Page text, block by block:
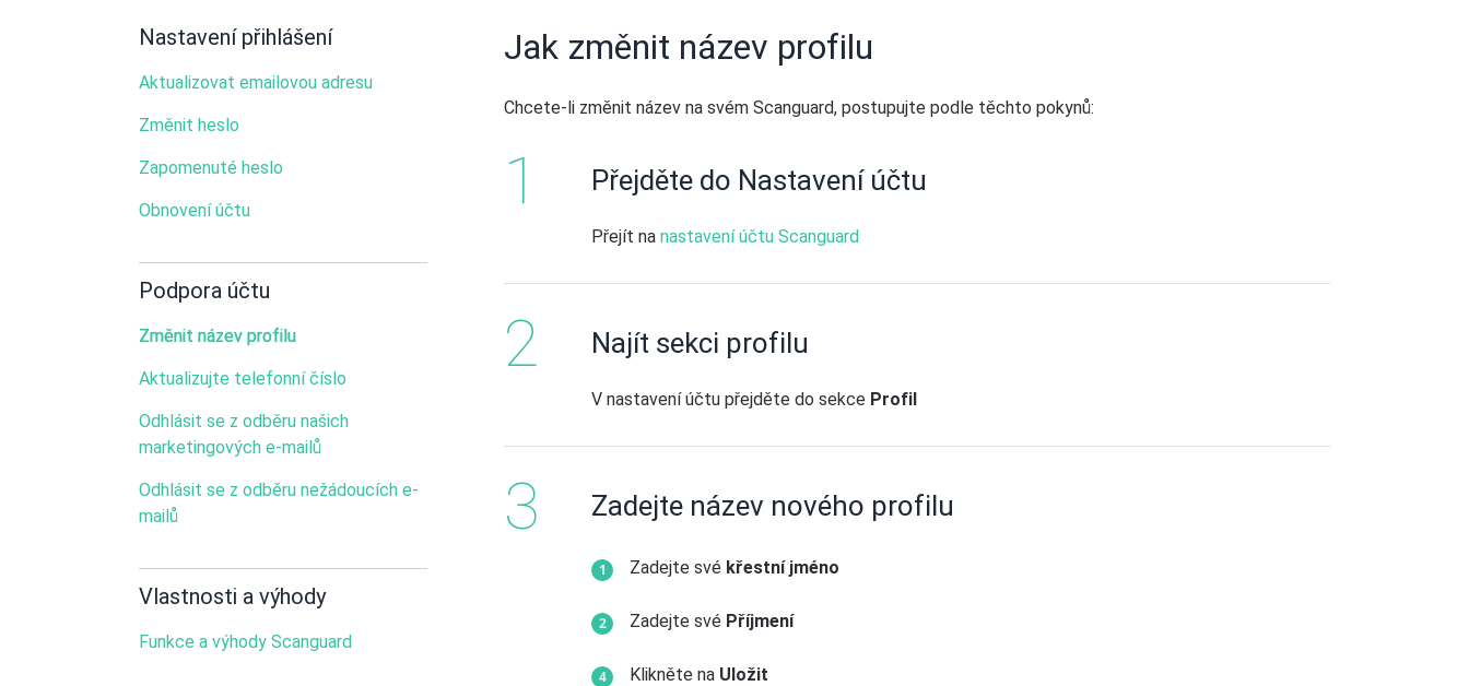
Nastavení přihlášení
Aktualizovat emailovou adresu
Změnit heslo
Zapomenuté heslo
Obnovení účtu
Podpora účtu
Změnit název profilu
Aktualizujte telefonní číslo
Odhlásit se z odběru našich
marketingových e-mailů
Odhlásit se z odběru nežádoucích e-
mailů
Vlastnosti a výhody
Funkce a výhody Scanguard
Jak změnit název profilu
Chcete-li změnit název na svém Scanguard, postupujte podle těchto pokynů:
Přejděte do Nastavení účtu
Přejít nanastavení účtu Scanguard
Najít sekci profilu
V nastavení účtu přejděte do sekce Profil
Zadejte název nového profilu
Zadejte své křestní jméno
Zadejte své Příjmení
Klikněte na Uložit